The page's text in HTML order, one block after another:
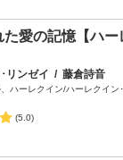
た愛の記憶【ハー
リンゼイ / 藤倉詩音
ハーレクイン/ハーレクイン
(5.0)